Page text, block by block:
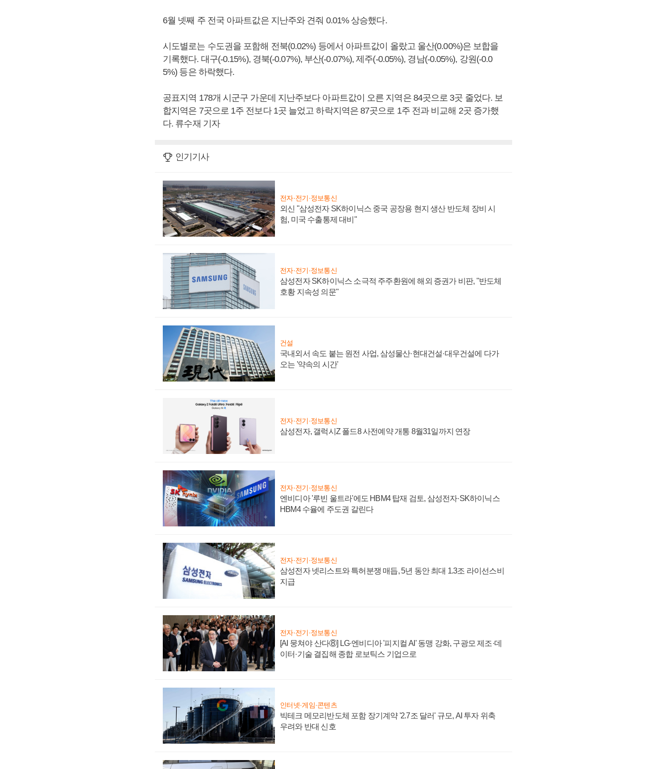
6월 넷째 주 전국 아파트값은 지난주와 견줘 0.01% 상승했다.
시도별로는 수도권을 포함해 전북(0.02%) 등에서 아파트값이 올랐고 울산(0.00%)은 보합을
기록했다. 대구(-0.15%), 경북(-0.07%), 부산(-0.07%), 제주(-0.05%), 경남(-0.05%), 강원(-0.0
5%) 등은 하락했다.
공표지역 178개 시군구 가운데 지난주보다 아파트값이 오른 지역은 84곳으로 3곳 줄었다. 보
합지역은 7곳으로 1주 전보다 1곳 늘었고 하락지역은 87곳으로 1주 전과 비교해 2곳 증가했
다. 류수재 기자
인기기사
전자·전기·정보통신
외신 "삼성전자 SK하이닉스 중국 공장용 현지 생산 반도체 장비 시
험, 미국 수출통제 대비"
전자·전기·정보통신
삼성전자 SK하이닉스 소극적 주주환원에 해외 증권가 비판, "반도체
호황 지속성 의문"
건설
국내외서 속도 붙는 원전 사업, 삼성물산·현대건설·대우건설에 다가
오는 '약속의 시간'
전자·전기·정보통신
삼성전자, 갤럭시Z 폴드8 사전예약 개통 8월31일까지 연장
전자·전기·정보통신
엔비디아 '루빈 울트라'에도 HBM4 탑재 검토, 삼성전자·SK하이닉스
HBM4 수율에 주도권 갈린다
전자·전기·정보통신
삼성전자 넷리스트와 특허분쟁 매듭, 5년 동안 최대 1.3조 라이선스비
지급
전자·전기·정보통신
[AI 뭉쳐야 산다⑧] LG·엔비디아 '피지컬 AI' 동맹 강화, 구광모 제조·데
이터·기술 결집해 종합 로보틱스 기업으로
인터넷·게임·콘텐츠
빅테크 메모리반도체 포함 장기계약 '2.7조 달러' 규모, AI 투자 위축
우려와 반대 신호